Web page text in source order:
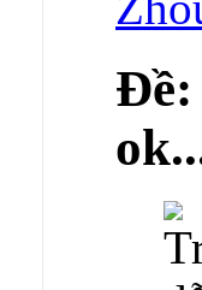
Ðề: